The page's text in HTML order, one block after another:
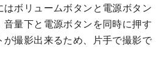
ボリュームボタンと電源ボタン
量下と電源ボタンを同時に押す
が撮影出来るため、片手で撮影で